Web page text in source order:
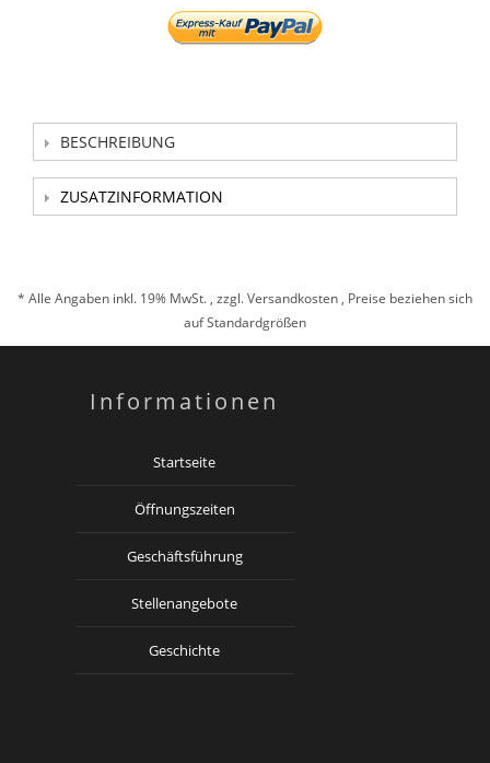
BESCHREIBUNG
ZUSATZINFORMATION
* Alle Angaben inkl. 19% MwSt. , zzgl.Versandkosten , Preise beziehen sich
auf Standardgrößen
Informationen
Startseite
Öffnungszeiten
Geschäftsführung
Stellenangebote
Geschichte